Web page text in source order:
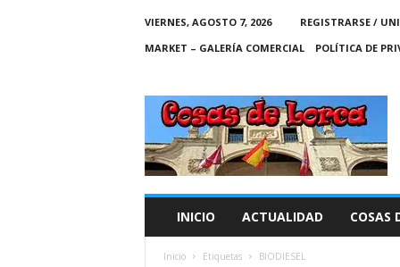
VIERNES, AGOSTO 7, 2026
REGISTRARSE /
MARKET – GALERÍA COMERCIAL
POLÍTICA DE
C
A
S
INICIO ACTUALIDAD COSAS
Inicio Etiquetas BIODIESEL